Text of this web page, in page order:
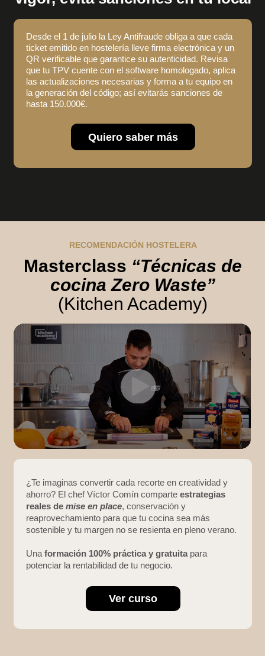
Desde el 1 de julio la Ley Antifraude obliga a que cada
ticket emitido en hostelería lleve firma electrónica y un
QR verificable que garantice su autenticidad. Revisa
que tu TPV cuente con el software homologado, aplica
las actualizaciones necesarias y forma a tu equipo en
la generación del código; así evitarás sanciones de
hasta 150.000€.
Quiero saber más
RECOMENDACIÓN HOSTELERA
Masterclass “Técnicas de
cocina Zero Waste”
(Kitchen Academy)
¿Te imaginas convertir cada recorte en creatividad y
ahorro? El chef Víctor Comín comparte estrategias
reales de mise en place, conservación y
reaprovechamiento para que tu cocina sea más
sostenible y tu margen no se resienta en pleno verano.
Una formación 100% práctica y gratuita para
potenciar la rentabilidad de tu negocio.
Ver curso